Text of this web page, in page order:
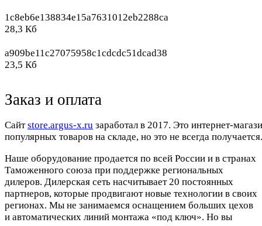
1c8eb6e138834e15a7631012eb2288ca
28,3 Кб
a909be11c27075958c1cdcdc51dcad38
23,5 Кб
Заказ и оплата
Cайтstore.argus-x.ru заработал в 2017. Это интернет-
популярных товаров на складе, но это не всегда
Наше оборудование продается по всей России и в странах
Таможенного союза при поддержке региональных
дилеров. Дилерская сеть насчитывает 20 постоянных
партнеров, которые продвигают новые технологии в своих
регионах. Мы не занимаемся оснащением больших цехов
и автоматических линий монтажа «под ключ». Но вы